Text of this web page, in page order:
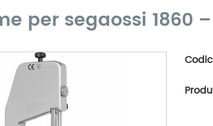
Attrezzature
per segaossi 1860